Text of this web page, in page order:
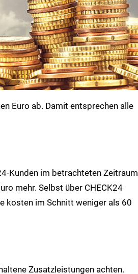
Euro ab. Damit entsprechen alle
Kunden im betrachteten Zeitraum
mehr. Selbst über CHECK24
kosten im Schnitt weniger als 60
Zusatzleistungen achten.